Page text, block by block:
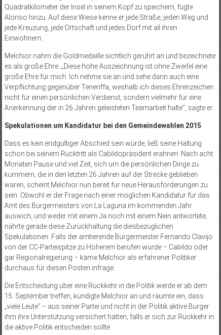
Quadratkilometer der Insel in seinem Kopf zu speichern, fügte
Alonso hinzu. Auf diese Weise kenne er jede Straße, jeden Weg und
jede Kreuzung, jede Ortschaft und jedes Dorf mit all ihren
Einwohnern.
Melchior nahm die Goldmedaille sichtlich gerührt an und bezeichnete
es als große Ehre. „Diese hohe Auszeichnung ist ohne Zweifel eine
große Ehre für mich. Ich nehme sie an und sehe darin auch eine
Verpflichtung gegenüber Teneriffa, weshalb ich dieses Ehrenzeichen
nicht für einen persönlichen Verdienst, sondern vielmehr für eine
Anerkennung der in 26 Jahren geleisteten Teamarbeit halte“, sagte er.
Spekulationen um Kandidatur bei den Gemeindewahlen 2015
Dass es kein endgültiger Abschied sein würde, ließ seine Haltung
schon bei seinem Rücktritt als Cabildopräsident erahnen. Nach acht
Monaten Pause und viel Zeit, sich um die persönlichen Dinge zu
kümmern, die in den letzten 26 Jahren auf der Strecke geblieben
waren, scheint Melchior nun bereit für neue Herausforderungen zu
sein. Obwohl er der Frage nach einer möglichen Kandidatur für das
Amt des Bürgermeisters von La Laguna im kommenden Jahr
auswich, und weder mit einem Ja noch mit einem Nein antwortete,
nährte gerade diese Zurückhaltung die diesbezüglichen
Spekulationen. Falls der amtierende Bürgermeister Fernando Clavijo
von der CC-Parteispitze zu Höherem berufen würde – Cabildo oder
gar Regionalregierung – käme Melchior als erfahrener Politiker
durchaus für diesen Posten infrage.
Die Entscheidung über eine Rückkehr in die Politik werde er ab dem
15. September treffen, kündigte Melchior an und räumte ein, dass
„viele Leute“ – aus seiner Partei und nicht in der Politik aktive Bürger
ihm ihre Unterstützung versichert hätten, falls er sich zur Rückkehr in
die aktive Politik entscheiden sollte.